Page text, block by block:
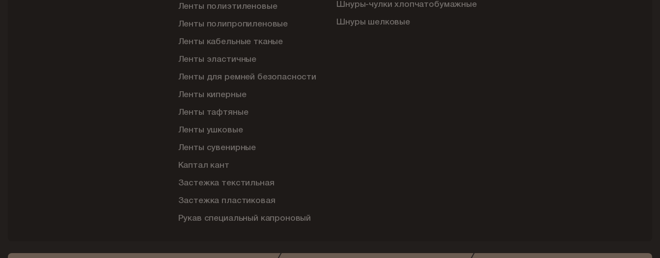
Ленты полиэтиленовые
Ленты полипропиленовые
Ленты кабельные тканые
Ленты эластичные
Ленты для ремней безопасности
Ленты киперные
Ленты тафтяные
Ленты ушковые
Ленты сувенирные
Каптал кант
Застежка текстильная
Застежка пластиковая
Рукав специальный капроновый
Шнуры-чулки хлопчатобумажные
Шнуры шелковые